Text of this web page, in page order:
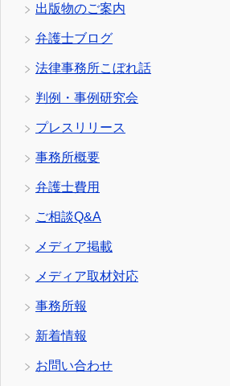
出版物のご案内
弁護士ブログ
法律事務所こぼれ話
判例・事例研究会
プレスリリース
事務所概要
弁護士費用
ご相談Q&A
メディア掲載
メディア取材対応
事務所報
新着情報
お問い合わせ